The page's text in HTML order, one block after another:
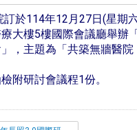
訂於114年12月27日(星期
大樓5樓國際會議廳舉辦
，主題為「共築無牆醫
附研討會議程1份。